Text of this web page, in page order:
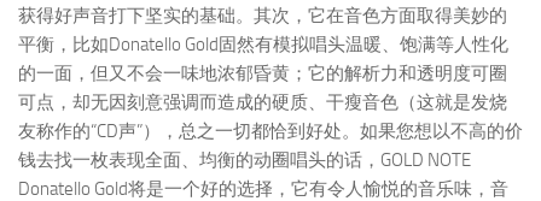
获得好声音打下坚实的基础。其次，它在音色方面取得美妙的
平衡，比如Donatello Gold固然有模拟唱头温暖、饱满等人性化
的一面，但又不会一味地浓郁昏黄；它的解析力和透明度可圈
可点，却无因刻意强调而造成的硬质、干瘦音色（这就是发烧
友称作的“CD声”），总之一切都恰到好处。如果您想以不高的价
钱去找一枚表现全面、均衡的动圈唱头的话，GOLD NOTE
Donatello Gold将是一个好的选择，它有令人愉悦的音乐味，音